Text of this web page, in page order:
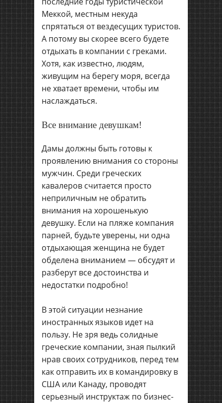
Меккой, местным некуда
спрятаться от вездесущих туристов.
А потому вы скорее всего будете
отдыхать в компании с греками.
Хотя, как известно, людям,
живущим на берегу моря, всегда
не хватает времени, чтобы им
наслаждаться.
Все внимание девушкам!
Дамы должны быть готовы к
проявлению внимания со стороны
мужчин. Среди греческих
кавалеров считается просто
неприличным не обратить
внимания на хорошенькую
девушку. Если на пляже компания
парней, будьте уверены, ни одна
отдыхающая женщина не будет
обделена вниманием — обсудят и
разберут все достоинства и
недостатки подробно!
В этой ситуации незнание
иностранных языков идет на
пользу. Не зря ведь солидные
греческие компании, зная пылкий
нрав своих сотрудников, перед тем
как отправить их в командировку в
США или Канаду, проводят
серьезный инструктаж по бизнес-